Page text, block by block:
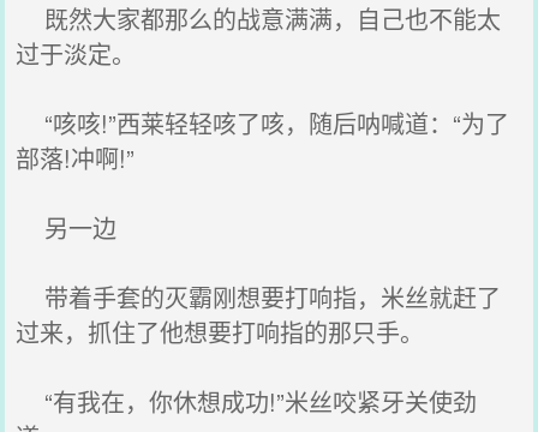
既然大家都那么的战意满满，自己也不能太
过于淡定。
“咳咳!”西莱轻轻咳了咳，随后呐喊道：“为了
部落!冲啊!”
另一边
带着手套的灭霸刚想要打响指，米丝就赶了
过来，抓住了他想要打响指的那只手。
“有我在，你休想成功!”米丝咬紧牙关使劲